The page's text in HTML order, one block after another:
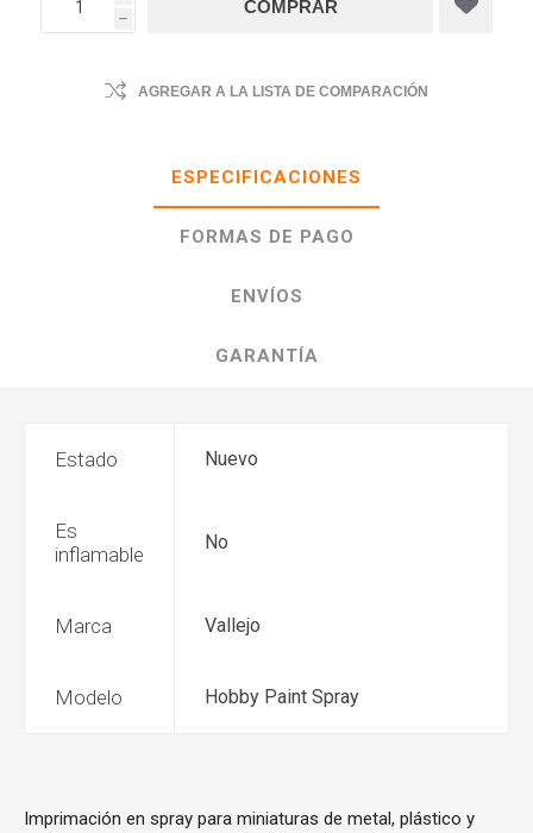
h
AGREGAR A LA LISTA DE COMPARACIÓN
ESPECIFICACIONES
FORMAS DE PAGO
ENVÍOS
GARANTÍA
Estado Nuevo
Es
inflamable
No
Marca Vallejo
Modelo Hobby Paint Spray
Imprimación en spray para miniaturas de metal, plástico y